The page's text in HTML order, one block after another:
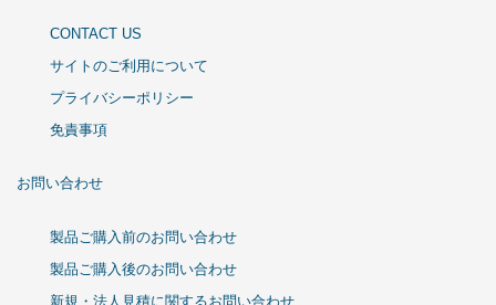
CONTACT US
サイトのご利用について
プライバシーポリシー
免責事項
お問い合わせ
製品ご購入前のお問い合わせ
製品ご購入後のお問い合わせ
新規・法人見積に関するお問い合わせ